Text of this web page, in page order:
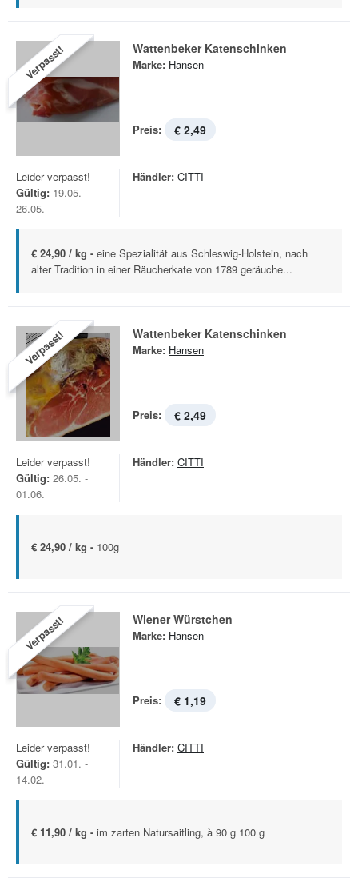
Verpasst! Wattenbeker Katenschinken
Marke: Hansen
Preis: € 2,49
Leider verpasst!
Gültig: 19.05. -
26.05.
Händler: CITTI
€ 24,90 / kg - eine Spezialität aus Schleswig-Holstein, nach
alter Tradition in einer Räucherkate von 1789 geräuche...
Verpasst! Wattenbeker Katenschinken
Marke: Hansen
Preis: € 2,49
Leider verpasst!
Gültig: 26.05. -
01.06.
Händler: CITTI
€ 24,90 / kg - 100g
Verpasst! Wiener Würstchen
Marke: Hansen
Preis: € 1,19
Leider verpasst!
Gültig: 31.01. -
14.02.
Händler: CITTI
€ 11,90 / kg - im zarten Natursaitling, à 90 g 100 g